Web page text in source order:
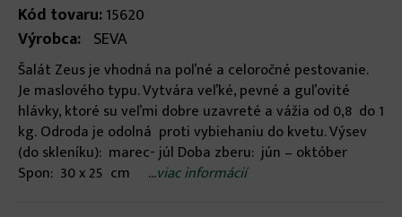
Kód tovaru:15620
Výrobca: SEVA
Šalát Zeus je vhodná na poľné a celoročné pestovanie.
Je maslového typu. Vytvára veľké, pevné a guľovité
hlávky, ktoré su veľmi dobre uzavreté a vážia od 0,8 do 1
kg. Odroda je odolná proti vybiehaniu do kvetu. Výsev
(do skleníku): marec- júl Doba zberu: jún – október
Spon: 30 x 25 cm ...viac informácií